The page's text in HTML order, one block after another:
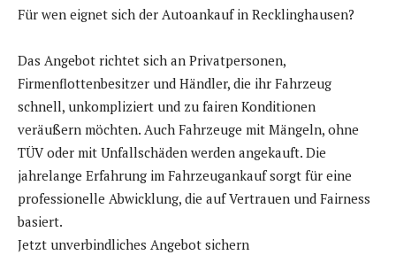
Für wen eignet sich der Autoankauf in Recklinghausen?
Das Angebot richtet sich an Privatpersonen,
Firmenflottenbesitzer und Händler, die ihr Fahrzeug
schnell, unkompliziert und zu fairen Konditionen
veräußern möchten. Auch Fahrzeuge mit Mängeln, ohne
TÜV oder mit Unfallschäden werden angekauft. Die
jahrelange Erfahrung im Fahrzeugankauf sorgt für eine
professionelle Abwicklung, die auf Vertrauen und Fairness
basiert.
Jetzt unverbindliches Angebot sichern